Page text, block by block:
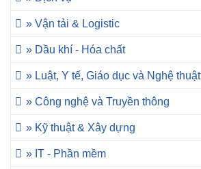
» Vận tải & Logistic
» Dầu khí - Hóa chất
» Luật, Y tế, Giáo dục và Nghệ thuật
» Công nghệ và Truyền thông
» Kỹ thuật & Xây dựng
» IT - Phần mềm